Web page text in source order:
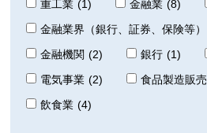
重工業 (1) 金融業 (8)
金融業界（銀行、証券、保険等）
金融機関 (2) 銀行 (1)
電気事業 (2) 食品製造販売
飲食業 (4)